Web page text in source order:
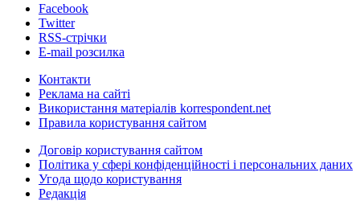
Facebook
Twitter
RSS-стрічки
E-mail розсилка
Контакти
Реклама на сайті
Використання матеріалів korrespondent.net
Правила користування сайтом
Договір користування сайтом
Політика у сфері конфіденційності і персональних даних
Угода щодо користування
Редакція